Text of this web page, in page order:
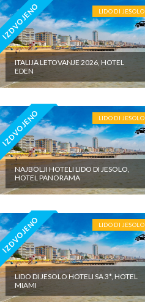
IZDVOJENO LIDO DI JESOLO
ITALIJA LETOVANJE 2026, HOTEL
EDEN
IZDVOJENO LIDO DI JESOLO
NAJBOLJI HOTELI LIDO DI JESOLO,
HOTEL PANORAMA
IZDVOJENO LIDO DI JESOLO
LIDO DI JESOLO HOTELI SA 3*, HOTEL
MIAMI